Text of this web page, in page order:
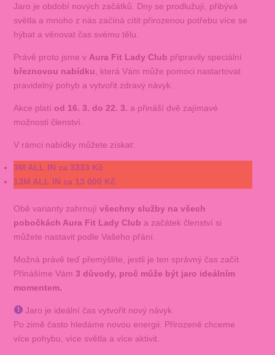
Jaro je období nových začátků. Dny se prodlužují, přibývá
světla a mnoho z nás začíná cítit přirozenou potřebu více se
hýbat a věnovat čas svému tělu.
Právě proto jsme v Aura Fit Lady Club připravily speciální
březnovou nabídku , která Vám může pomoci nastartovat
pravidelný pohyb a vytvořit zdravý návyk.
Akce platí od 16. 3. do 22. 3. a přináší dvě zajímavé
možnosti členství.
V rámci nabídky můžete získat:
3M ALL IN za 3333 Kč
13M ALL IN za 13 000 Kč
Obě varianty zahrnují všechny služby na všech
pobočkách Aura Fit Lady Club a začátek členství si
můžete nastavit podle Vašeho přání.
Možná právě teď přemýšlíte, jestli je ten správný čas začít.
Přinášíme Vám 3 důvody, proč může být jaro ideálním
momentem.
Jaro je ideální čas vytvořit nový návyk
Po zimě často hledáme novou energii. Přirozeně chceme
více pohybu, více světla a více aktivit.